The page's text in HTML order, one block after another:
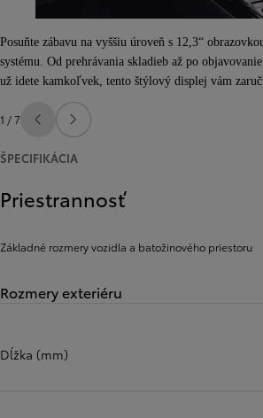
Posuňte zábavu na vyššiu úroveň s 12,3“
systému. Od prehrávania skladieb až po
už idete kamkoľvek, tento štýlový displej vám
1 / 7 Predchádzajúca stránka
Ďalšia stránka
ŠPECIFIKÁCIA
Priestrannosť
Základné rozmery vozidla a batožinového priestoru
Rozmery exteriéru
Dĺžka (mm)